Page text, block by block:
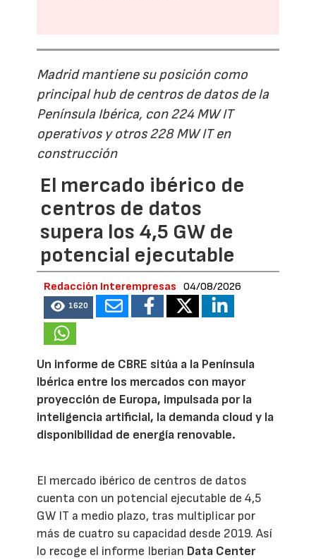
Madrid mantiene su posición como
principal hub de centros de datos de la
Península Ibérica, con 224 MW IT
operativos y otros 228 MW IT en
construcción
El mercado ibérico de
centros de datos
supera los 4,5 GW de
potencial ejecutable
Redacción Interempresas 04/08/2026
1620
Un informe de CBRE sitúa a la Península
Ibérica entre los mercados con mayor
proyección de Europa, impulsada por la
inteligencia artificial, la demanda cloud y la
disponibilidad de energía renovable.
El mercado ibérico de centros de datos
cuenta con un potencial ejecutable de 4,5
GW IT a medio plazo, tras multiplicar por
más de cuatro su capacidad desde 2019. Así
lo recoge el informe Iberian Data Center